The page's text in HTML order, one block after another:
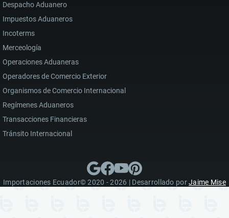
Despacho Aduanero
Impuestos Aduaneros
Incoterms
Merceología
Operaciones Aduaneras
Operadores de Comercio Exterior
Organismos de Comercio Internacional
Regímenes Aduaneros
Transacciones Financieras
Tránsito Internacional
Importaciones Ecuador© 2020 - 2026 | Desarrollado porJaime Mise